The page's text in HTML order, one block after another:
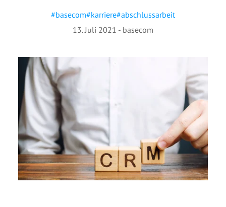
#basecom#karriere#abschlussarbeit
13. Juli 2021 - basecom